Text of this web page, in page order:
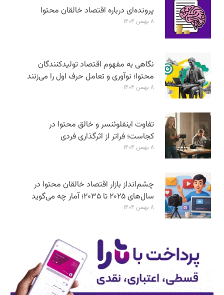
پرونده‌ای درباره اقتصاد خالقان محتوا
۸ بهمن ۱۴۰۴
نگاهی به مفهوم اقتصاد تولیدکنندگان
محتوا؛ نوآوری و تعامل حرف اول را می‌زنند
۸ بهمن ۱۴۰۴
تفاوت اینفلوئنسر و خالق محتوا در
کجاست؛ فراتر از اثرگذاری فردی
۸ بهمن ۱۴۰۴
چشم‌انداز بازار اقتصاد خالقان محتوا در
سال‌های ۲۰۲۵ تا ۲۰۳۵؛ آمار چه می‌گوید
۸ بهمن ۱۴۰۴